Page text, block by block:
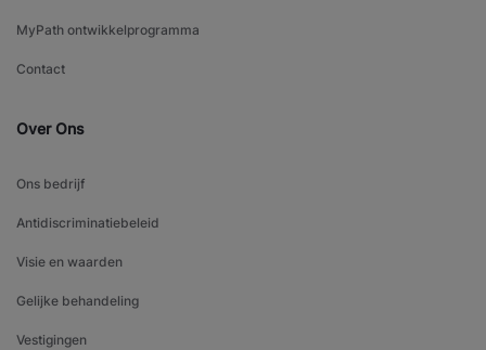
MyPath ontwikkelprogramma
Contact
Over Ons
Ons bedrijf
Antidiscriminatiebeleid
Visie en waarden
Gelijke behandeling
Vestigingen